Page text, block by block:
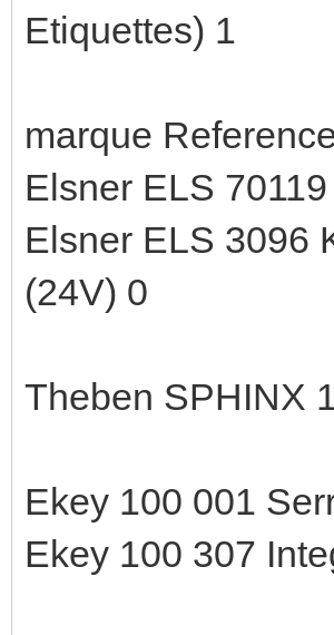
Etiquettes) 1
marque
Elsner ELS
Elsner ELS 3096
(24V) 0
Theben SPHINX
Ekey 100 001
Ekey 100 307